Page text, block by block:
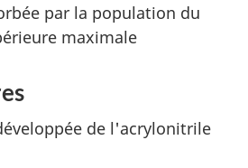
par la population du
maximale
de l'acrylonitrile